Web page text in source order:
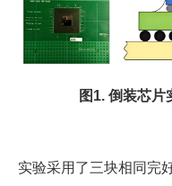
图1. 倒装芯片
实验采用了三块相同完